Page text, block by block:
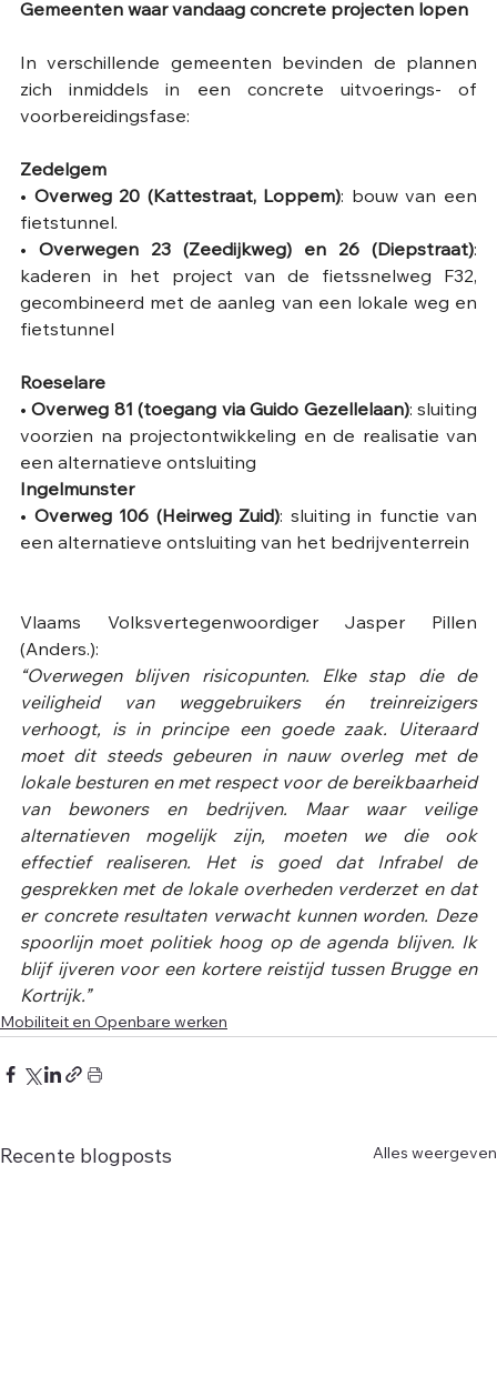
Gemeenten waar vandaag concrete projecten lopen
In verschillende gemeenten bevinden de plannen
zich inmiddels in een concrete uitvoerings- of
voorbereidingsfase:
Zedelgem
• Overweg 20 (Kattestraat, Loppem): bouw van een
fietstunnel.
• Overwegen 23 (Zeedijkweg) en 26 (Diepstraat):
kaderen in het project van de fietssnelweg F32,
gecombineerd met de aanleg van een lokale weg en
fietstunnel
Roeselare
• Overweg 81 (toegang via Guido Gezellelaan): sluiting
voorzien na projectontwikkeling en de realisatie van
een alternatieve ontsluiting
Ingelmunster
• Overweg 106 (Heirweg Zuid): sluiting in functie van
een alternatieve ontsluiting van het bedrijventerrein
Vlaams Volksvertegenwoordiger Jasper Pillen
(Anders.):
“Overwegen blijven risicopunten. Elke stap die de
veiligheid van weggebruikers én treinreizigers
verhoogt, is in principe een goede zaak. Uiteraard
moet dit steeds gebeuren in nauw overleg met de
lokale besturen en met respect voor de bereikbaarheid
van bewoners en bedrijven. Maar waar veilige
alternatieven mogelijk zijn, moeten we die ook
effectief realiseren. Het is goed dat Infrabel de
gesprekken met de lokale overheden verderzet en dat
er concrete resultaten verwacht kunnen worden. Deze
spoorlijn moet politiek hoog op de agenda blijven. Ik
blijf ijveren voor een kortere reistijd tussen Brugge en
Kortrijk.”
Mobiliteit en Openbare werken
Recente blogposts Alles weergeven